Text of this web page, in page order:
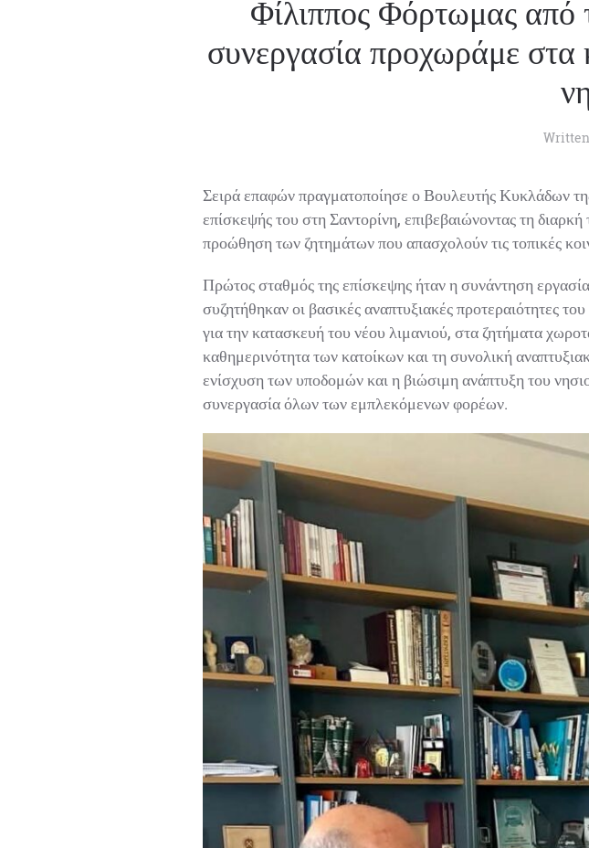
Φίλιππος Φόρτωμας από
συνεργασία προχωράμε στα
Written
Σειρά επαφών πραγματοποίησε ο Βουλευτής Κυκλάδων
επίσκεψής του στη Σαντορίνη, επιβεβαιώνοντας τη
προώθηση των ζητημάτων που απασχολούν τις τοπικές
Πρώτος σταθμός της επίσκεψης ήταν η συνάντηση
συζητήθηκαν οι βασικές αναπτυξιακές προτεραιότητες
για την κατασκευή του νέου λιμανιού, στα ζητήματα
καθημερινότητα των κατοίκων και τη συνολική
ενίσχυση των υποδομών και η βιώσιμη ανάπτυξη του
συνεργασία όλων των εμπλεκόμενων φορέων.